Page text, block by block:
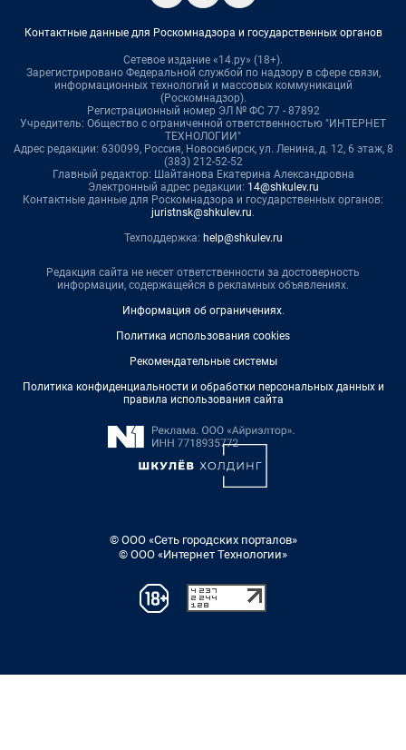
Контактные данные для Роскомнадзора и государственных органов
Сетевое издание «14.ру» (18+).
Зарегистрировано Федеральной службой по надзору в сфере связи,
информационных технологий и массовых коммуникаций
(Роскомнадзор).
Регистрационный номер ЭЛ № ФС 77 - 87892
Учредитель: Общество с ограниченной ответственностью "ИНТЕРНЕТ
ТЕХНОЛОГИИ"
Адрес редакции: 630099, Россия, Новосибирск, ул. Ленина, д. 12, 6 этаж, 8
(383) 212-52-52
Главный редактор: Шайтанова Екатерина Александровна
Электронный адрес редакции: 14@shkulev.ru
Контактные данные для Роскомнадзора и государственных органов:
juristnsk@shkulev.ru.
Техподдержка: help@shkulev.ru
Редакция сайта не несет ответственности за достоверность
информации, содержащейся в рекламных объявлениях.
Информация об ограничениях.
Политика использования cookies
Рекомендательные системы
Политика конфиденциальности и обработки персональных данных и
правила использования сайта
© ООО «Сеть городских порталов»
© ООО «Интернет Технологии»